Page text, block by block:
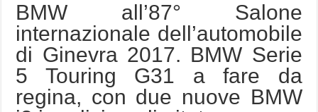
BMW all’87° Salone
internazionale dell’automobile
di Ginevra 2017. BMW Serie
5 Touring G31 a fare da
regina, con due nuove BMW